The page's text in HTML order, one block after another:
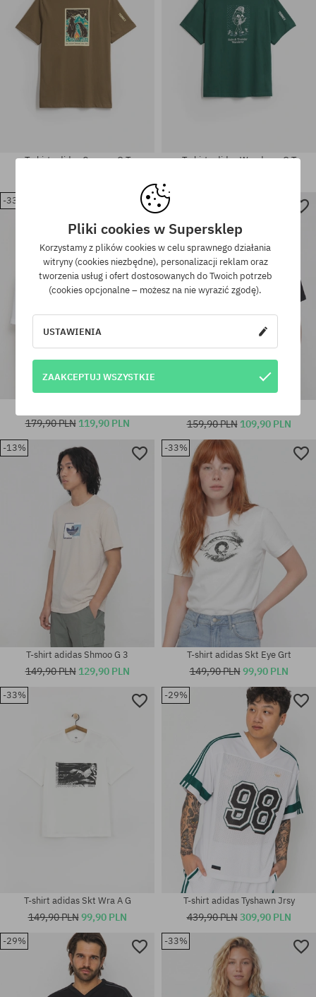
Dostępne rozmiary:
Dostępne rozmiary:
M; L; XL
Dostępne rozmiary:
T-shirt adidas Camper G T
Dostępne rozmiary:
M; L; XL
T-shirt adidas Wanderer G T
-33%
Dostępne rozmiary:
179,90 PLN 119,90 PLN
-31%
Dostępne rozmiary:
159,90 PLN 109,90 PLN
-13%
Dostępne rozmiary:
T-shirt adidas Shmoo G 3
149,90 PLN 129,90 PLN
-33%
Dostępne rozmiary:
T-shirt adidas Skt Eye Grt
149,90 PLN99,90 PLN
-33%
T-shirt adidas Skt Wra A G
149,90 PLN99,90 PLN
-29%
T-shirt adidas Tyshawn Jrsy
439,90 PLN309,90 PLN
-29% -33%
Pliki cookies w Supersklep
Korzystamy z plików cookies w celu sprawnego działania
witryny (cookies niezbędne), personalizacji reklam oraz
tworzenia usług i ofert dostosowanych do Twoich potrzeb
(cookies opcjonalne – możesz na nie wyrazić zgodę).
USTAWIENIA
ZAAKCEPTUJ WSZYSTKIE